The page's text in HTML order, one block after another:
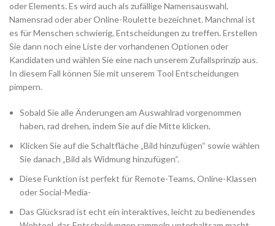
oder Elements. Es wird auch als zufällige Namensauswahl,
Namensrad oder aber Online-Roulette bezeichnet. Manchmal ist
es für Menschen schwierig, Entscheidungen zu treffen. Erstellen
Sie dann noch eine Liste der vorhandenen Optionen oder
Kandidaten und wählen Sie eine nach unserem Zufallsprinzip aus.
In diesem Fall können Sie mit unserem Tool Entscheidungen
pimpern.
Sobald Sie alle Änderungen am Auswahlrad vorgenommen
haben, rad drehen, indem Sie auf die Mitte klicken.
Klicken Sie auf die Schaltfläche „Bild hinzufügen“ sowie wählen
Sie danach „Bild als Widmung hinzufügen“.
Diese Funktion ist perfekt für Remote-Teams, Online-Klassen
oder Social-Media-
Das Glücksrad ist echt ein interaktives, leicht zu bedienendes